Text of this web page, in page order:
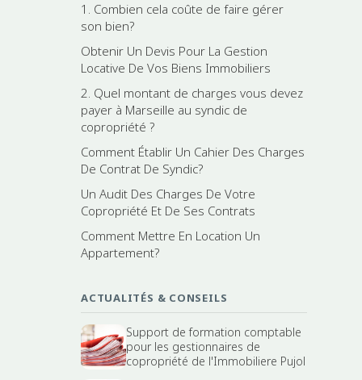
1. Combien cela coûte de faire gérer
son bien?
Obtenir Un Devis Pour La Gestion
Locative De Vos Biens Immobiliers
2. Quel montant de charges vous devez
payer à Marseille au syndic de
copropriété ?
Comment Établir Un Cahier Des Charges
De Contrat De Syndic?
Un Audit Des Charges De Votre
Copropriété Et De Ses Contrats
Comment Mettre En Location Un
Appartement?
ACTUALITÉS & CONSEILS
Support de formation comptable
pour les gestionnaires de
copropriété de l'Immobiliere Pujol